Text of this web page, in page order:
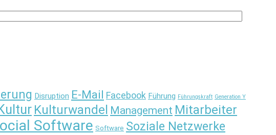
Disruption E-Mail Facebook Führung Führungskraft Generation Y
Kulturwandel Management Mitarbeiter
Software Software Soziale Netzwerke